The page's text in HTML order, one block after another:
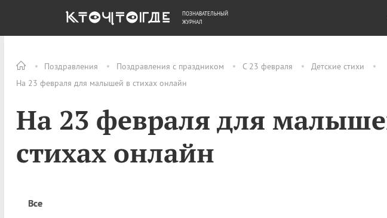
Поздравления Поздравления с праздником С 23 февраля
Детские стихи
На 23 февраля для малышей в стихах онлайн
На 23 февраля для
стихах онлайн
Все
ОБЩЕСТВО ДЕНЬГИ
ПОЗНАВАТЕЛЬНЫЙ
ЖУРНАЛ